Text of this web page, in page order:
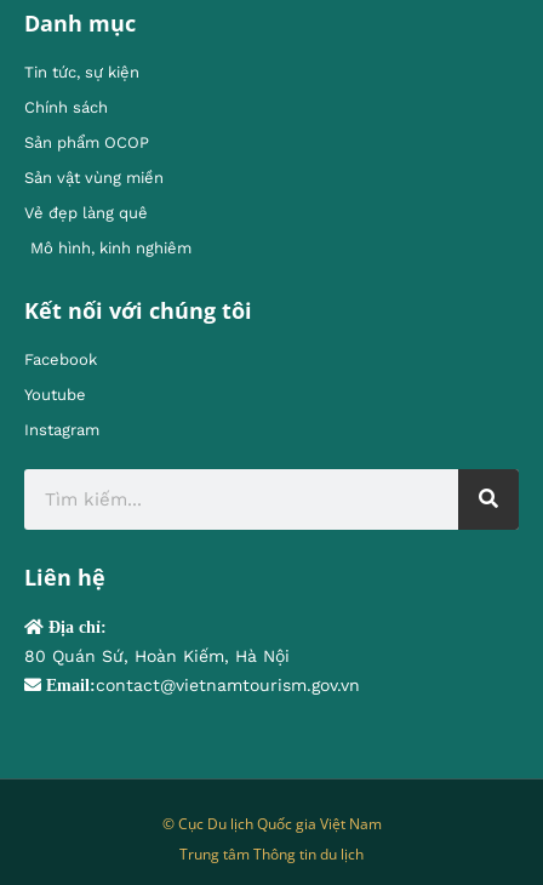
Danh mục
Tin tức, sự kiện
Chính sách
Sản phẩm OCOP
Sản vật vùng miền
Vẻ đẹp làng quê
Mô hình, kinh nghiêm
Kết nối với chúng tôi
Facebook
Youtube
Instagram
Liên hệ
Địa chỉ:
80 Quán Sứ, Hoàn Kiếm, Hà Nội
Email:contact@vietnamtourism.gov.vn
© Cục Du lịch Quốc gia Việt Nam
Trung tâm Thông tin du lịch